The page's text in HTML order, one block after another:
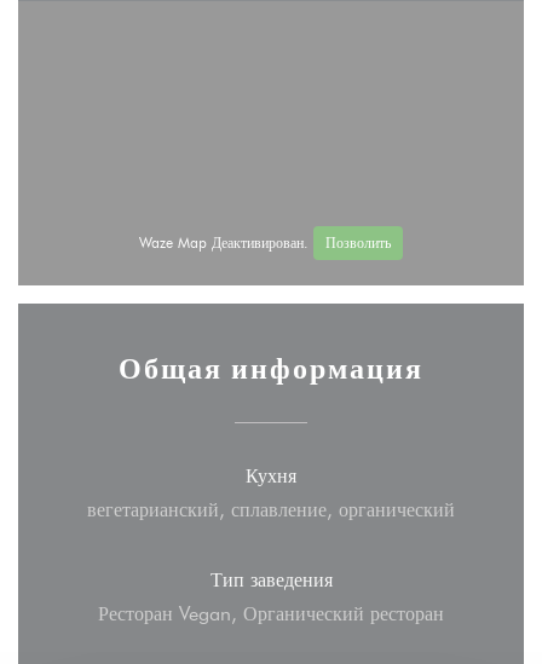
Waze Map Деактивирован. Позволить
Общая информация
Кухня
вегетарианский, сплавление, органический
Тип заведения
Ресторан Vegan, Органический ресторан